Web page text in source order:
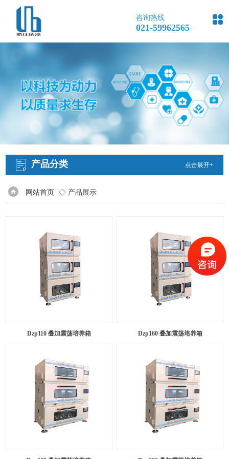
咨询热线
021-59962565

产品分类 点击展开+
网站首页 ◇ 产品展示
Dzp110 叠加震荡培养箱 Dzp160 叠加震荡培养箱